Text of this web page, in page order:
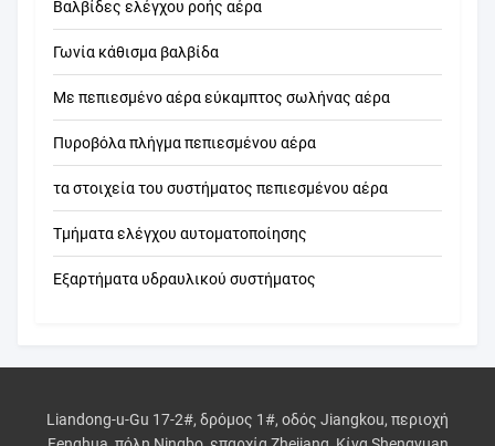
Βαλβίδες ελέγχου ροής αέρα
Γωνία κάθισμα βαλβίδα
Με πεπιεσμένο αέρα εύκαμπτος σωλήνας αέρα
Πυροβόλα πλήγμα πεπιεσμένου αέρα
τα στοιχεία του συστήματος πεπιεσμένου αέρα
Τμήματα ελέγχου αυτοματοποίησης
Εξαρτήματα υδραυλικού συστήματος
Liandong-u-Gu 17-2#, δρόμος 1#, οδός Jiangkou, περιοχή